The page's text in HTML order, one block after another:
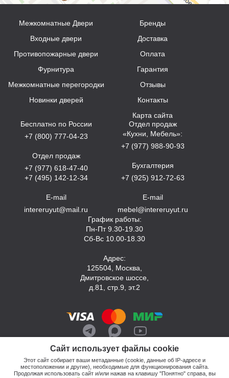
Сайт использует файлы cookie
Этот сайт собирает ваши метаданные (cookie, данные об IP-адресе и
местоположении и другие), необходимые для функционирования сайта.
Продолжая использовать сайт и/или нажав на клавишу "Понятно" справа, вы
Межкомнатные Двери
Входные двери
Противопожарные двери
Фурнитура
Межкомнатные перегородки
Новинки дверей
Бренды
Доставка
Оплата
Гарантия
Отзывы
Контакты
Карта сайта
Бесплатно по России
+7 (800) 777-04-23
Отдел продаж
+7 (977) 618-47-40
+7 (495) 142-12-34
E-mail
intereruyut@mail.ru
Отдел продаж
«Кухни, Мебель»:
+7 (977) 988-90-93
Бухгалтерия
+7 (925) 912-72-63
E-mail
mebel@intereruyut.ru
График работы:
Пн-Пт 9.30-19.30
Сб-Вс 10.00-18.30
Адрес:
125504, Москва,
Дмитровское шоссе,
д.81, стр.9, эт.2